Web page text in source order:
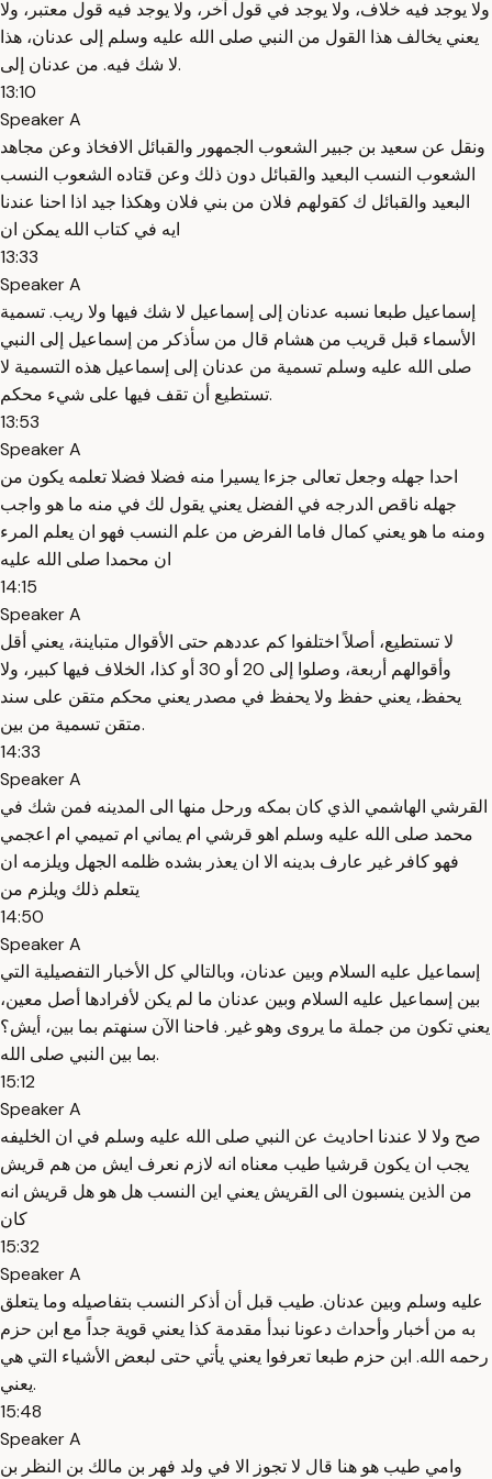
ولا يوجد فيه خلاف، ولا يوجد في قول آخر، ولا يوجد فيه قول معتبر، ولا
يعني يخالف هذا القول من النبي صلى الله عليه وسلم إلى عدنان، هذا
لا شك فيه. من عدنان إلى.
13:10
Speaker A
ونقل عن سعيد بن جبير الشعوب الجمهور والقبائل الافخاذ وعن مجاهد
الشعوب النسب البعيد والقبائل دون ذلك وعن قتاده الشعوب النسب
البعيد والقبائل ك كقولهم فلان من بني فلان وهكذا جيد اذا احنا عندنا
ايه في كتاب الله يمكن ان
13:33
Speaker A
إسماعيل طبعا نسبه عدنان إلى إسماعيل لا شك فيها ولا ريب. تسمية
الأسماء قبل قريب من هشام قال من سأذكر من إسماعيل إلى النبي
صلى الله عليه وسلم تسمية من عدنان إلى إسماعيل هذه التسمية لا
تستطيع أن تقف فيها على شيء محكم.
13:53
Speaker A
احدا جهله وجعل تعالى جزءا يسيرا منه فضلا فضلا تعلمه يكون من
جهله ناقص الدرجه في الفضل يعني يقول لك في منه ما هو واجب
ومنه ما هو يعني كمال فاما الفرض من علم النسب فهو ان يعلم المرء
ان محمدا صلى الله عليه
14:15
Speaker A
لا تستطيع، أصلاً اختلفوا كم عددهم حتى الأقوال متباينة، يعني أقل
وأقوالهم أربعة، وصلوا إلى 20 أو 30 أو كذا، الخلاف فيها كبير، ولا
يحفظ، يعني حفظ ولا يحفظ في مصدر يعني محكم متقن على سند
متقن تسمية من بين.
14:33
Speaker A
القرشي الهاشمي الذي كان بمكه ورحل منها الى المدينه فمن شك في
محمد صلى الله عليه وسلم اهو قرشي ام يماني ام تميمي ام اعجمي
فهو كافر غير عارف بدينه الا ان يعذر بشده ظلمه الجهل ويلزمه ان
يتعلم ذلك ويلزم من
14:50
Speaker A
إسماعيل عليه السلام وبين عدنان، وبالتالي كل الأخبار التفصيلية التي
بين إسماعيل عليه السلام وبين عدنان ما لم يكن لأفرادها أصل معين،
يعني تكون من جملة ما يروى وهو غير. فاحنا الآن سنهتم بما بين، أيش؟
بما بين النبي صلى الله.
15:12
Speaker A
صح ولا لا عندنا احاديث عن النبي صلى الله عليه وسلم في ان الخليفه
يجب ان يكون قرشيا طيب معناه انه لازم نعرف ايش من هم قريش
من الذين ينسبون الى القريش يعني اين النسب هل هو هل قريش انه
كان
15:32
Speaker A
عليه وسلم وبين عدنان. طيب قبل أن أذكر النسب بتفاصيله وما يتعلق
به من أخبار وأحداث دعونا نبدأ مقدمة كذا يعني قوية جداً مع ابن حزم
رحمه الله. ابن حزم طبعا تعرفوا يعني يأتي حتى لبعض الأشياء التي هي
يعني.
15:48
Speaker A
وامي طيب هو هنا قال لا تجوز الا في ولد فهر بن مالك بن النظر بن